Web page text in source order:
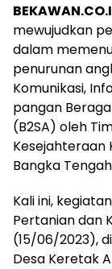
mewujudkan
dalam
penurunan
Komunikasi,
pangan
(B2SA) oleh
Kesejahteraan
Bangka
Kali ini,
Pertanian dan
(15/06/2023),
Desa Keretak